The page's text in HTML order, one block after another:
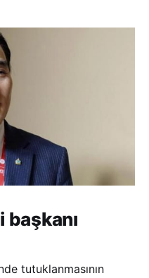
başkanı
tutuklanmasının